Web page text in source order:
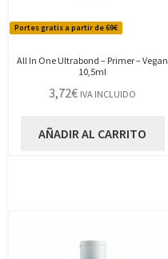
Portes gratis a partir de 69€
All In One Ultrabond – Primer – Vegan
10,5ml
3,72€ IVA INCLUIDO
AÑADIR AL CARRITO